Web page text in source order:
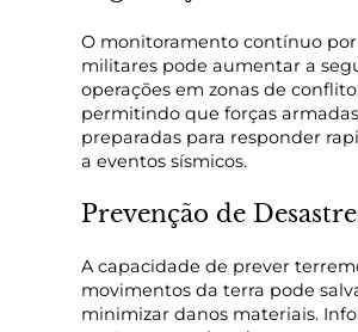
O monitoramento contínuo
militares pode aumentar a
operações em zonas de conflito,
permitindo que forças
preparadas para responder
a eventos sísmicos.
Prevenção de
A capacidade de prever
movimentos da terra pode
minimizar danos materiais.